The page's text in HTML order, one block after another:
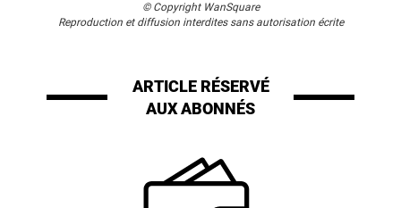
© Copyright WanSquare
Reproduction et diffusion interdites sans autorisation écrite
ARTICLE RÉSERVÉ
AUX ABONNÉS